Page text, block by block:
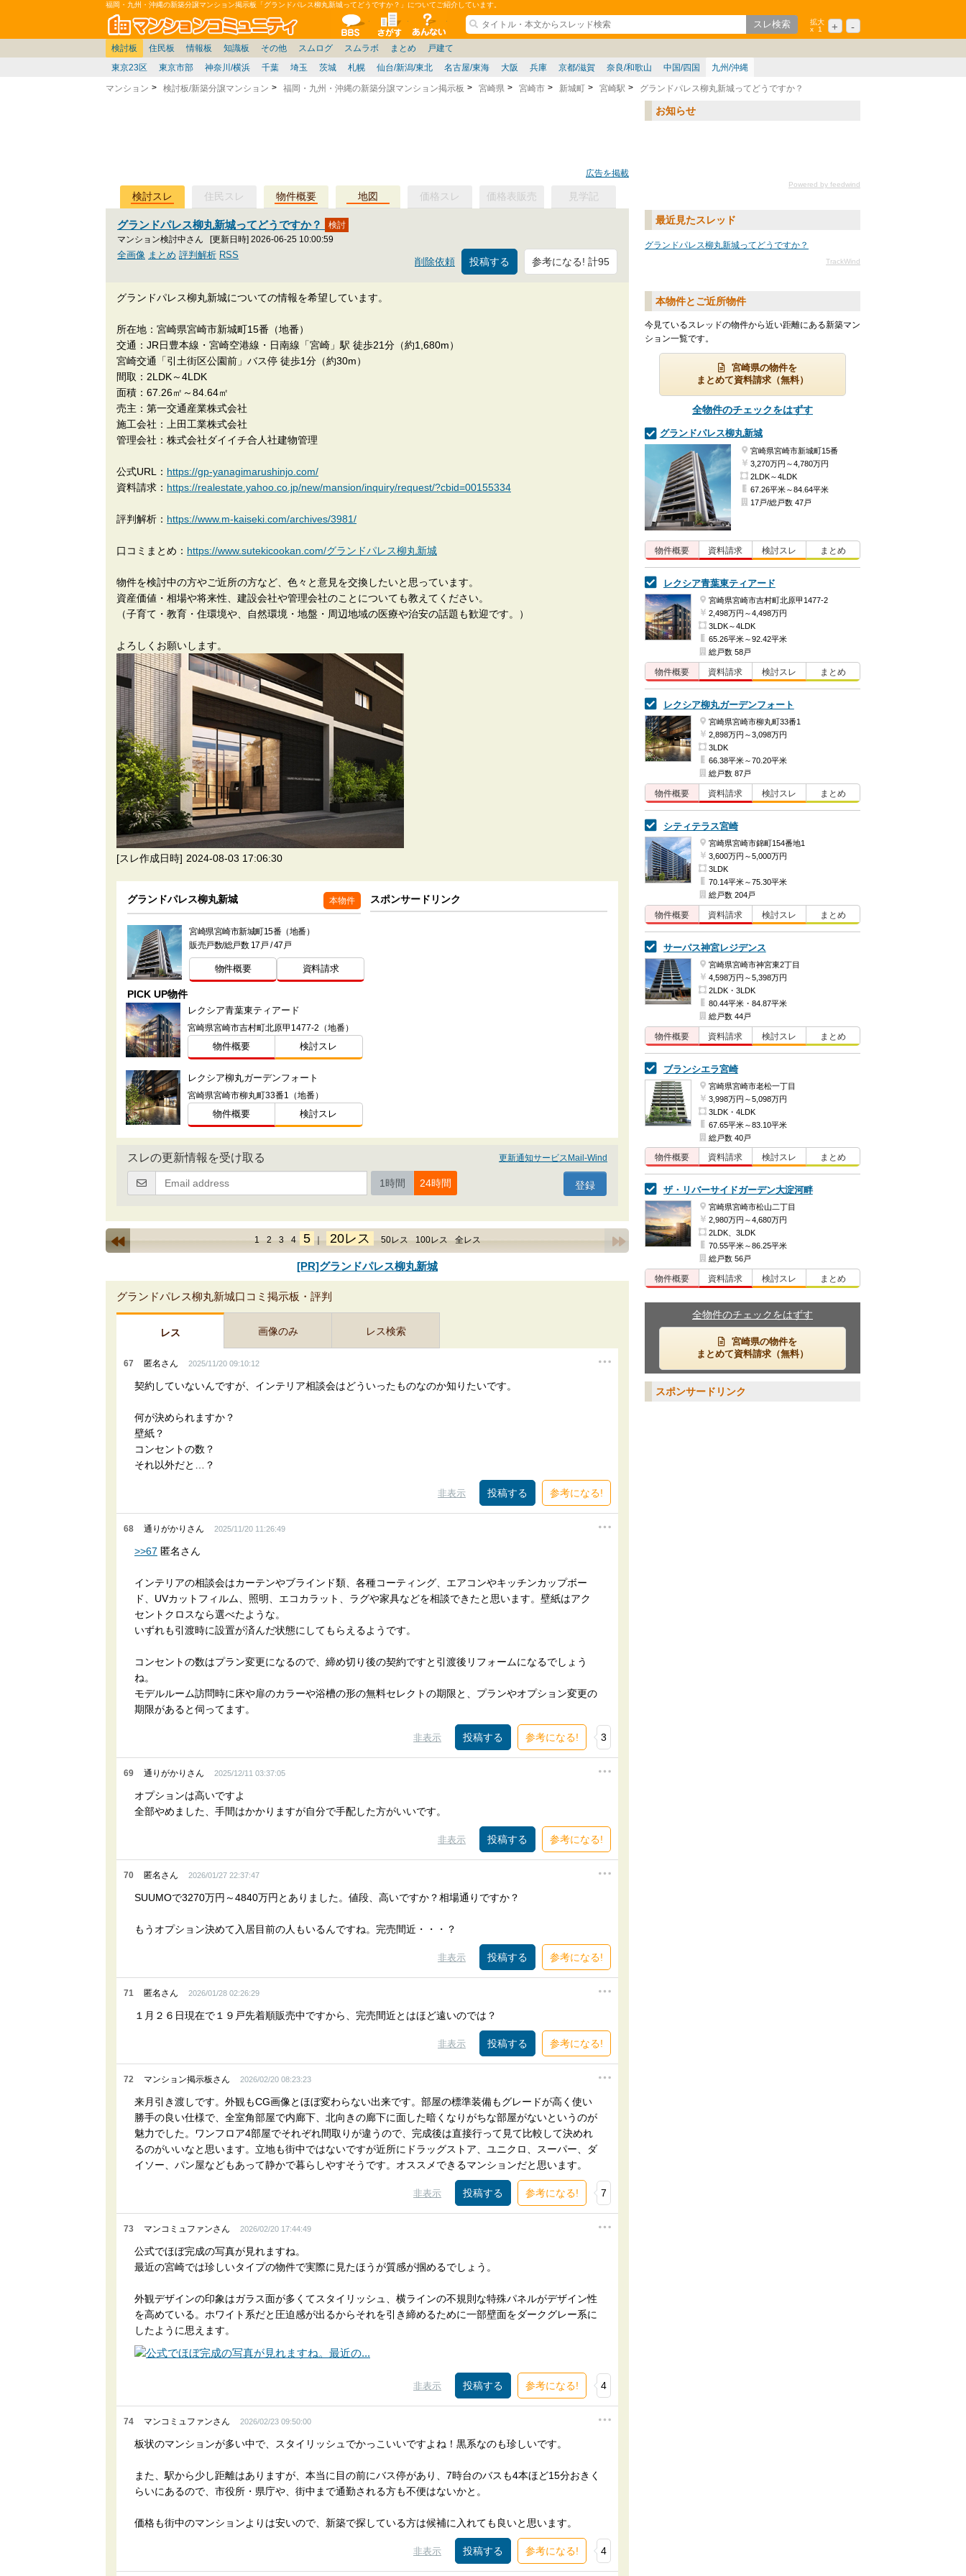
福岡・九州・沖縄の新築分譲マンション掲示板「グランドパレス柳丸新城ってどうですか？」についてご紹介しています。
マンションコミュニティ
全掲示板 物件検索 サイトについて
拡大
x
1 + -
検討板
東京23区
東京市部 神奈川/横浜 千葉 埼玉 茨城 札幌 仙台/新潟/東北 名古屋/東海 大阪 兵庫 京都/滋賀 奈良/和歌山 中国/四国 九州/沖縄
住民板
東京 神奈川 埼玉/千葉/関東 札幌/東北/北陸/信越 名古屋/東海 大阪/兵庫/京都/関西
情報板
価格表 スムログ出張所 暮らしやすさ評価 見学記
知識板
住宅ローン デベ/ゼネコン マンション雑談 マンション質問 住宅質問 管理会社/組合
その他
雑談 賃貸 移住相談 リゾート 広告 バトル 家具 ニュース 個人取引 政治
スムログ
お便り返し 座談会/対談 ブロガーの本音 マンション管理 ノウハウ 東京都 神奈川県
スムラボ
関東 中部 近畿 北海道 東北 中国 九州 その他 まとめ
東京都 神奈川県 千葉県 埼玉県 愛知県 大阪府 兵庫県 福岡県 戸建て
注文住宅 建売住宅 戸建質問 住宅設備
マンション 検討板/新築分譲マンション 福岡・九州・沖縄の新築分譲マンション掲示板 宮崎県 宮崎市 新城町 宮崎駅 グランドパレス柳丸新城ってどうですか？
広告を掲載
検討スレ 住民スレ 物件概要 地図 価格スレ 価格表販売 見学記
グランドパレス柳丸新城ってどうですか？
マンション検討中さん [更新日時] 2026-06-25 10:00:59
削除依頼 参考になる! 計95
全画像 まとめ 評判解析 RSS
グランドパレス柳丸新城についての情報を希望しています。
所在地：宮崎県宮崎市新城町15番（地番）
交通：JR日豊本線・宮崎空港線・日南線「宮崎」駅 徒歩21分（約1,680m）
宮崎交通「引土街区公園前」バス停 徒歩1分（約30m）
間取：2LDK～4LDK
面積：67.26㎡～84.64㎡
売主：第一交通産業株式会社
施工会社：上田工業株式会社
管理会社：株式会社ダイイチ合人社建物管理
公式URL： https://gp-yanagimarushinjo.com/
資料請求： https://realestate.yahoo.co.jp/new/mansion/inquiry/request/?cbid=00155334
評判解析： https://www.m-kaiseki.com/archives/3981/
口コミまとめ： https://www.sutekicookan.com/グランドパレス柳丸新城
物件を検討中の方やご近所の方など、色々と意見を交換したいと思っています。
資産価値・相場や将来性、建設会社や管理会社のことについても教えてください。
（子育て・教育・住環境や、自然環境・地盤・周辺地域の医療や治安の話題も歓迎です。）
よろしくお願いします。
[スレ作成日時] 2024-08-03 17:06:30
グランドパレス柳丸新城 本物件
宮崎県宮崎市新城町15番（地番）
販売戸数/総戸数 17戸 / 47戸
物件概要 資料請求
PICK UP物件
レクシア青葉東ティアード
宮崎県宮崎市吉村町北原甲1477-2（地番）
物件概要 検討スレ
レクシア柳丸ガーデンフォート
宮崎県宮崎市柳丸町33番1（地番）
物件概要 検討スレ
スポンサードリンク
スレの更新情報を受け取る 更新通知サービスMail-Wind
1時間 24時間
1 2 3 4 5 ｜ 20レス 50レス 100レス 全レス
[PR]グランドパレス柳丸新城
グランドパレス柳丸新城口コミ掲示板・評判
レス 画像のみ レス検索
67 匿名さん 2025/11/20 09:10:12
契約していないんですが、インテリア相談会はどういったものなのか知りたいです。
何が決められますか？
壁紙？
コンセントの数？
それ以外だと…？
非表示 参考になる!
68 通りがかりさん 2025/11/20 11:26:49
>>67 匿名さん
インテリアの相談会はカーテンやブラインド類、各種コーティング、エアコンやキッチンカップボー
ド、UVカットフィルム、照明、エコカラット、ラグや家具などを相談できたと思います。壁紙はアク
セントクロスなら選べたような。
いずれも引渡時に設置が済んだ状態にしてもらえるようです。
コンセントの数はプラン変更になるので、締め切り後の契約ですと引渡後リフォームになるでしょう
ね。
モデルルーム訪問時に床や扉のカラーや浴槽の形の無料セレクトの期限と、プランやオプション変更の
期限があると伺ってます。
非表示 参考になる! 3
69 通りがかりさん 2025/12/11 03:37:05
オプションは高いですよ
全部やめました、手間はかかりますが自分で手配した方がいいです。
非表示 参考になる!
70 匿名さん 2026/01/27 22:37:47
SUUMOで3270万円～4840万円とありました。値段、高いですか？相場通りですか？
もうオプション決めて入居目前の人もいるんですね。完売間近・・・？
非表示 参考になる!
71 匿名さん 2026/01/28 02:26:29
１月２６日現在で１９戸先着順販売中ですから、完売間近とはほど遠いのでは？
非表示 参考になる!
72 マンション掲示板さん 2026/02/20 08:23:23
来月引き渡しです。外観もCG画像とほぼ変わらない出来です。部屋の標準装備もグレードが高く使い
勝手の良い仕様で、全室角部屋で内廊下、北向きの廊下に面した暗くなりがちな部屋がないというのが
魅力でした。ワンフロア4部屋でそれぞれ間取りが違うので、完成後は直接行って見て比較して決めれ
るのがいいなと思います。立地も街中ではないですが近所にドラッグストア、ユニクロ、スーパー、ダ
イソー、パン屋などもあって静かで暮らしやすそうです。オススメできるマンションだと思います。
非表示 参考になる! 7
73 マンコミュファンさん 2026/02/20 17:44:49
公式でほぼ完成の写真が見れますね。
最近の宮崎では珍しいタイプの物件で実際に見たほうが質感が掴めるでしょう。
外観デザインの印象はガラス面が多くてスタイリッシュ、横ラインの不規則な特殊パネルがデザイン性
を高めている。ホワイト系だと圧迫感が出るからそれを引き締めるために一部壁面をダークグレー系に
したように思えます。
非表示 参考になる! 4
74 マンコミュファンさん 2026/02/23 09:50:00
板状のマンションが多い中で、スタイリッシュでかっこいいですよね！黒系なのも珍しいです。
また、駅から少し距離はありますが、本当に目の前にバス停があり、7時台のバスも4本ほど15分おきく
らいにあるので、市役所・県庁や、街中まで通勤される方も不便はないかと。
価格も街中のマンションよりは安いので、新築で探している方は候補に入れても良いと思います。
非表示 参考になる! 4
お知らせ
Powered by feedwind
最近見たスレッド
グランドパレス柳丸新城ってどうですか？
TrackWind
本物件とご近所物件
今見ているスレッドの物件から近い距離にある新築マン
ション一覧です。
宮崎県の物件を
まとめて資料請求（無料）
全物件のチェックをはずす
グランドパレス柳丸新城
宮崎県宮崎市新城町15番
3,270万円～4,780万円
2LDK～4LDK
67.26平米～84.64平米
17戸/総戸数 47戸
物件概要 資料請求 検討スレ まとめ
レクシア青葉東ティアード
宮崎県宮崎市吉村町北原甲1477-2
2,498万円～4,498万円
3LDK～4LDK
65.26平米～92.42平米
総戸数 58戸
物件概要 資料請求 検討スレ まとめ
レクシア柳丸ガーデンフォート
宮崎県宮崎市柳丸町33番1
2,898万円～3,098万円
3LDK
66.38平米～70.20平米
総戸数 87戸
物件概要 資料請求 検討スレ まとめ
シティテラス宮崎
宮崎県宮崎市錦町154番地1
3,600万円～5,000万円
3LDK
70.14平米～75.30平米
総戸数 204戸
物件概要 資料請求 検討スレ まとめ
サーパス神宮レジデンス
宮崎県宮崎市神宮東2丁目
4,598万円～5,398万円
2LDK・3LDK
80.44平米・84.87平米
総戸数 44戸
物件概要 資料請求 検討スレ まとめ
ブランシエラ宮崎
宮崎県宮崎市老松一丁目
3,998万円～5,098万円
3LDK・4LDK
67.65平米～83.10平米
総戸数 40戸
物件概要 資料請求 検討スレ まとめ
ザ・リバーサイドガーデン大淀河畔
宮崎県宮崎市松山二丁目
2,980万円～4,680万円
2LDK、3LDK
70.55平米～86.25平米
総戸数 56戸
物件概要 資料請求 検討スレ まとめ
全物件のチェックをはずす
宮崎県の物件を
まとめて資料請求（無料）
スポンサードリンク